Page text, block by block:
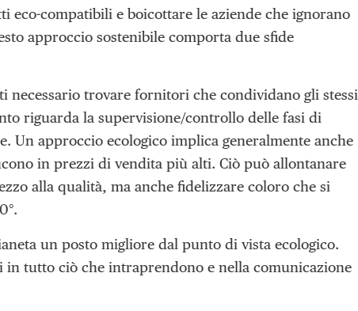
eco-compatibili e boicottare le aziende che ignorano
approccio sostenibile comporta due sfide
trovare fornitori che condividano gli stessi
riguarda la supervisione/controllo delle fasi di
Un approccio ecologico implica generalmente anche
in prezzi di vendita più alti. Ciò può allontanare
alla qualità, ma anche fidelizzare coloro che si
un posto migliore dal punto di vista ecologico.
in tutto ciò che intraprendono e nella comunicazione